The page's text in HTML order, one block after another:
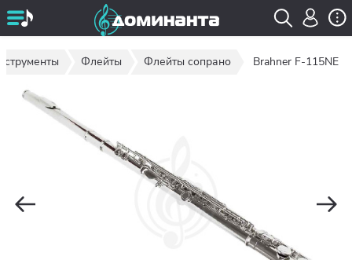
Флейты Флейты сопрано Brahner F-115NE